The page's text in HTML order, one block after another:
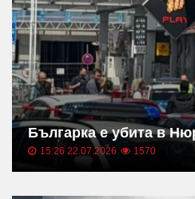
Българка е убита в
15:26 22.07.2026 1570